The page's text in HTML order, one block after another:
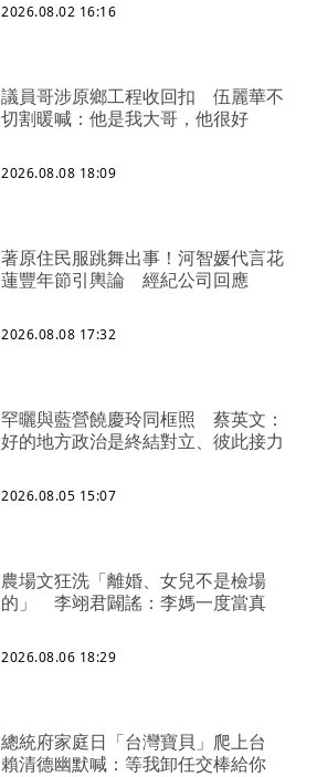
2026.08.02 16:16
議員哥涉原鄉工程收回扣 伍麗華不
切割暖喊：他是我大哥，他很好
2026.08.08 18:09
著原住民服跳舞出事！河智媛代言花
蓮豐年節引輿論 經紀公司回應
2026.08.08 17:32
罕曬與藍營饒慶玲同框照 蔡英文：
好的地方政治是終結對立、彼此接力
2026.08.05 15:07
農場文狂洗「離婚、女兒不是檢場
的」 李翊君闢謠：李媽一度當真
2026.08.06 18:29
總統府家庭日「台灣寶貝」爬上台
賴清德幽默喊：等我卸任交棒給你